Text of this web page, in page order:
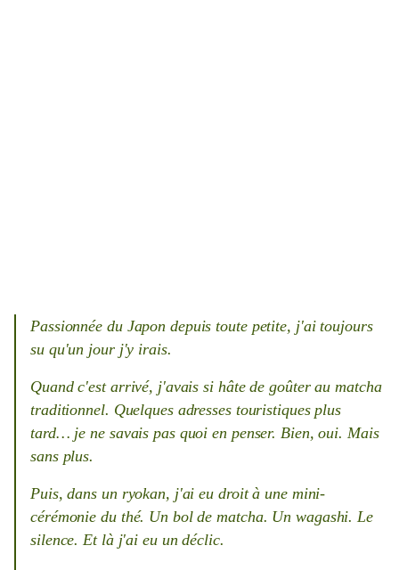
Passionnée du Japon depuis toute petite, j'ai toujours
su qu'un jour j'y irais.
Quand c'est arrivé, j'avais si hâte de goûter au matcha
traditionnel. Quelques adresses touristiques plus
tard… je ne savais pas quoi en penser. Bien, oui. Mais
sans plus.
Puis, dans un ryokan, j'ai eu droit à une mini-
cérémonie du thé. Un bol de matcha. Un wagashi. Le
silence. Et là j'ai eu undéclic.